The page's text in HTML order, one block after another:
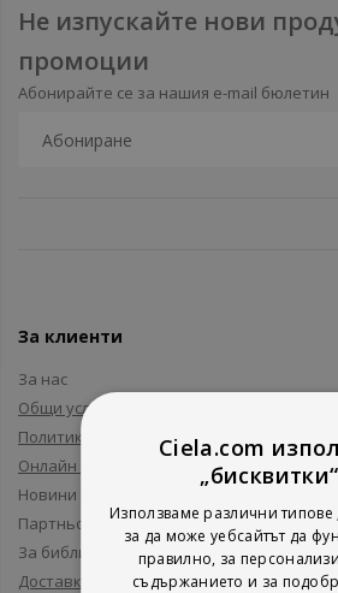
Не изпускайте нови
промоции
Абонирайте се за нашия e-mail бюлетин
За клиенти
За нас
Общи условия
Политика за поверителност
Онлайн решаване на спорове
Новини и събития
Партньори и приятели
За библиотеки
Доставка
Ciela.com
„бисквитки“
Използваме различни типове
за да може уебсайтът да
правилно, за
съдържанието и за